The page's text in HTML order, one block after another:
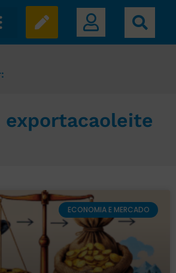
exportacaoleite
ECONOMIA E MERCADO